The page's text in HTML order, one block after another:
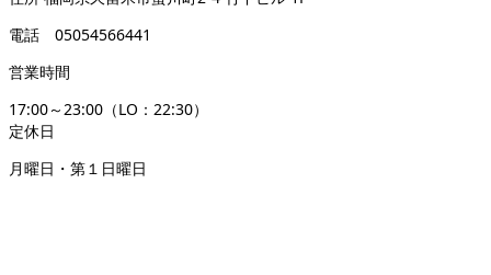
電話 05054566441
営業時間
17:00～23:00（LO：22:30）
定休日
月曜日・第１日曜日